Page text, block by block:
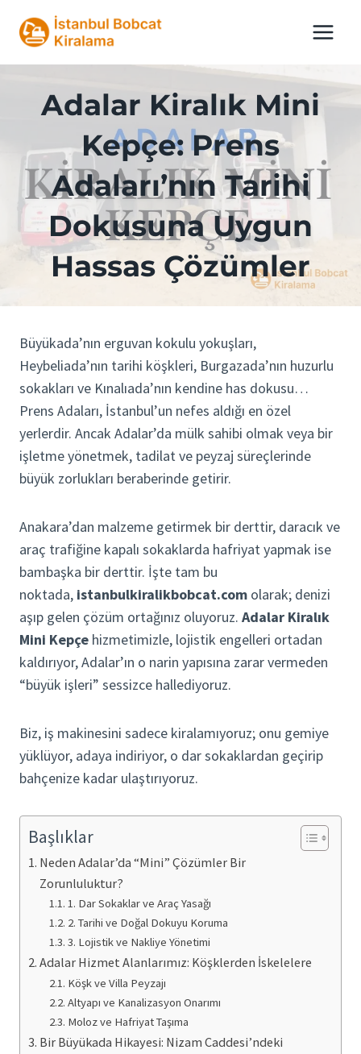
Adalar Kiralık Mini
Kepçe: Prens
Adaları’nın Tarihi
Dokusuna Uygun
Hassas Çözümler
Büyükada’nın erguvan kokulu yokuşları,
Heybeliada’nın tarihi köşkleri, Burgazada’nın huzurlu
sokakları ve Kınalıada’nın kendine has dokusu…
Prens Adaları, İstanbul’un nefes aldığı en özel
yerlerdir. Ancak Adalar’da mülk sahibi olmak veya bir
işletme yönetmek, tadilat ve peyzaj süreçlerinde
büyük zorlukları beraberinde getirir.
Anakara’dan malzeme getirmek bir derttir, daracık ve
araç trafiğine kapalı sokaklarda hafriyat yapmak ise
bambaşka bir derttir. İşte tam bu
noktada, istanbulkiralikbobcat.com olarak; denizi
aşıp gelen çözüm ortağınız oluyoruz. Adalar Kiralık
Mini Kepçe hizmetimizle, lojistik engelleri ortadan
kaldırıyor, Adalar’ın o narin yapısına zarar vermeden
“büyük işleri” sessizce hallediyoruz.
Biz, iş makinesini sadece kiralamıyoruz; onu gemiye
yüklüyor, adaya indiriyor, o dar sokaklardan geçirip
bahçenize kadar ulaştırıyoruz.
Başlıklar
Neden Adalar’da “Mini” Çözümler Bir
Zorunluluktur?
1. Dar Sokaklar ve Araç Yasağı
2. Tarihi ve Doğal Dokuyu Koruma
3. Lojistik ve Nakliye Yönetimi
Adalar Hizmet Alanlarımız: Köşklerden İskelelere
Köşk ve Villa Peyzajı
Altyapı ve Kanalizasyon Onarımı
Moloz ve Hafriyat Taşıma
Bir Büyükada Hikayesi: Nizam Caddesi’ndeki